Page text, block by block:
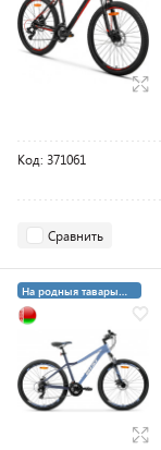
Код: 371061
Сравнить
На родныя тавары
4%